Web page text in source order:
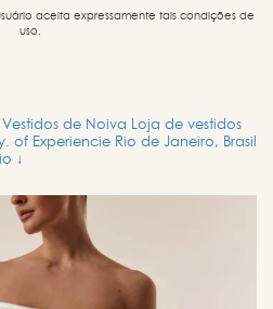
aceita expressamente tais condições de
uso.
de Noiva Loja de vestidos
of Experiencie Rio de Janeiro, Brasil
↓